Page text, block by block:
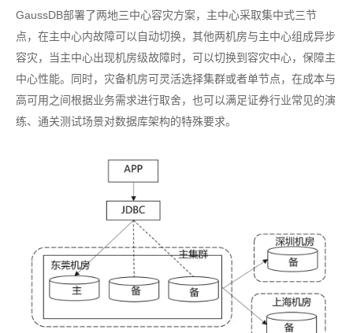
GaussDB部署了两地三中心容灾方案，主中心采取集中式三节
点，在主中心内故障可以自动切换，其他两机房与主中心组成异步
容灾，当主中心出现机房级故障时，可以切换到容灾中心，保障主
中心性能。同时，灾备机房可灵活选择集群或者单节点，在成本与
高可用之间根据业务需求进行取舍，也可以满足证券行业常见的演
练、通关测试场景对数据库架构的特殊要求。